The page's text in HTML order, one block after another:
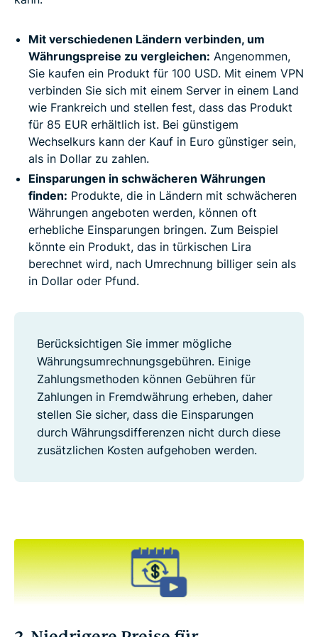
Mit verschiedenen Ländern verbinden, um
Währungspreise zu vergleichen: Angenommen,
Sie kaufen ein Produkt für 100 USD. Mit einem VPN
verbinden Sie sich mit einem Server in einem Land
wie Frankreich und stellen fest, dass das Produkt
für 85 EUR erhältlich ist. Bei günstigem
Wechselkurs kann der Kauf in Euro günstiger sein,
als in Dollar zu zahlen.
Einsparungen in schwächeren Währungen
finden: Produkte, die in Ländern mit schwächeren
Währungen angeboten werden, können oft
erhebliche Einsparungen bringen. Zum Beispiel
könnte ein Produkt, das in türkischen Lira
berechnet wird, nach Umrechnung billiger sein als
in Dollar oder Pfund.
Berücksichtigen Sie immer mögliche
Währungsumrechnungsgebühren. Einige
Zahlungsmethoden können Gebühren für
Zahlungen in Fremdwährung erheben, daher
stellen Sie sicher, dass die Einsparungen
durch Währungsdifferenzen nicht durch diese
zusätzlichen Kosten aufgehoben werden.